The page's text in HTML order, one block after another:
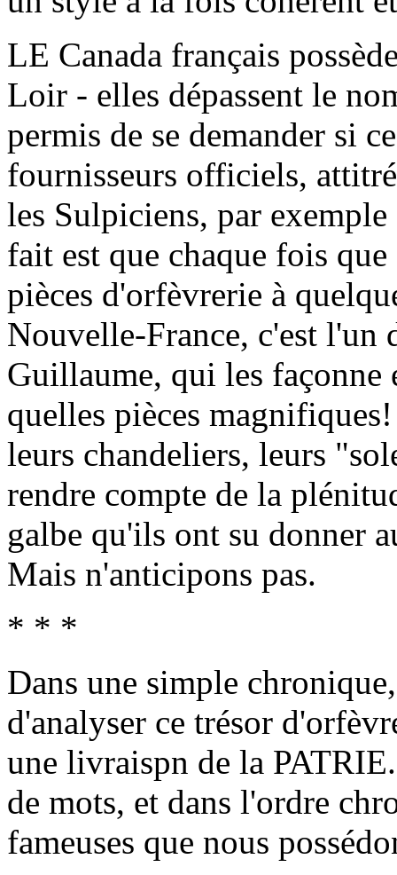
LE Canada français
Loir - elles dépassent le
permis de se demander si
fournisseurs officiels,
les Sulpiciens, par
fait est que chaque fois
pièces d'orfèvrerie à
Nouvelle-France, c'est l'un
Guillaume, qui les façonne
quelles pièces
leurs chandeliers, leurs
rendre compte de la
galbe qu'ils ont su donner
Mais n'anticipons pas.
* * *
Dans une simple
d'analyser ce trésor
une livraispn de la
de mots, et dans l'ordre
fameuses que nous